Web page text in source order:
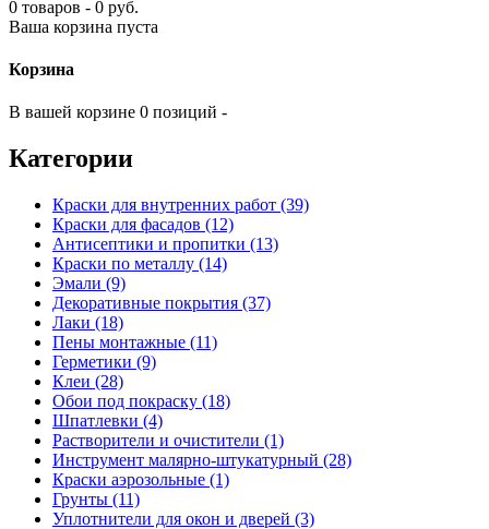
0 товаров - 0 руб.
Ваша корзина пуста
Корзина
В вашей корзине 0 позиций -
Категории
Краски для внутренних работ (39)
Краски для фасадов (12)
Антисептики и пропитки (13)
Краски по металлу (14)
Эмали (9)
Декоративные покрытия (37)
Лаки (18)
Пены монтажные (11)
Герметики (9)
Клеи (28)
Обои под покраску (18)
Шпатлевки (4)
Растворители и очистители (1)
Инструмент малярно-штукатурный (28)
Краски аэрозольные (1)
Грунты (11)
Уплотнители для окон и дверей (3)